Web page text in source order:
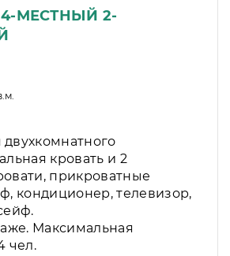
МЕСТНЫЙ 2-
кровать и 2
прикроватные
кондиционер, телевизор,
Максимальная
чел.